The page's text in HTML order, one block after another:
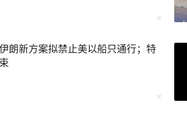
朗新方案拟禁止美以船只通行；特